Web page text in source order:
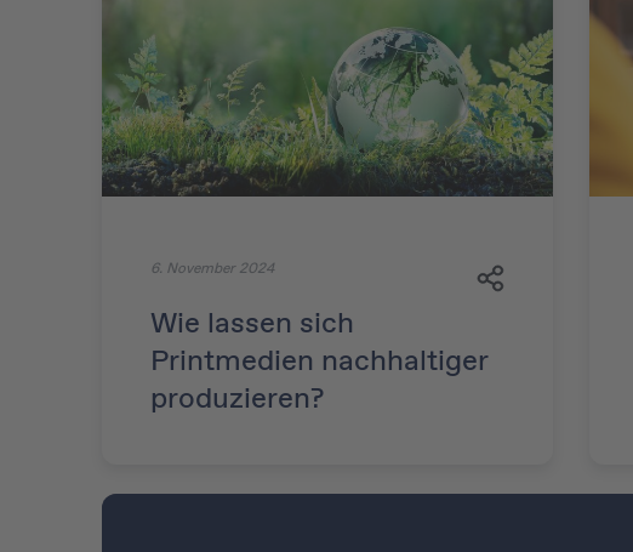
6. November 2024
Wie lassen sich
Printmedien nachhaltiger
produzieren?